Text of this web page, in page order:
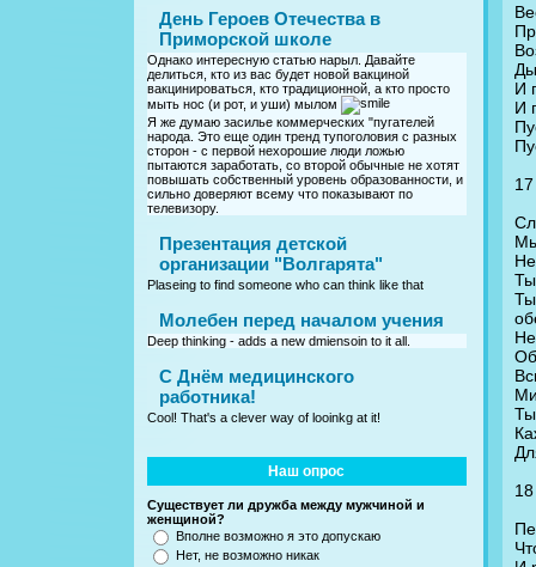
День Героев Отечества в
Приморской школе
Однако интересную статью нарыл. Давайте
делиться, кто из вас будет новой вакциной
вакцинироваться, кто традиционной, а кто просто
мыть нос (и рот, и уши) мылом
Я же думаю засилье коммерческих "пугателей
народа. Это еще один тренд тупоголовия с разных
сторон - с первой нехорошие люди ложью
пытаются заработать, со второй обычные не хотят
повышать собственный уровень образованности, и
сильно доверяют всему что показывают по
телевизору.
Презентация детской
организации "Волгарята"
Plaseing to find someone who can think like that
Молебен перед началом учения
Deep thinking - adds a new dmiensoin to it all.
C Днём медицинского
работника!
Cool! That's a clever way of looinkg at it!
Наш опрос
Существует ли дружба между мужчиной и
женщиной?
Вполне возможно я это допускаю
Нет, не возможно никак
И
И
17
18